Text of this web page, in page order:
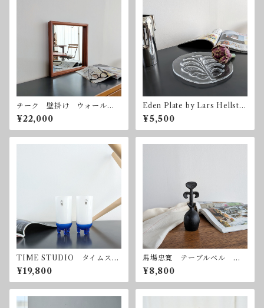
チーク 壁掛け ウォールミ
ラー Vintage Teak Wall Mir
ror 440x440mm
¥22,000
Eden Plate by Lars Hellste
n for Orrefors 直径23.5c
m オレフォス スウェーデ
ン
¥5,500
TIME STUDIO タイムスタ
ジオ グラス2客セット ポス
トモダンデザイン
¥19,800
馬場忠寛 テーブルベル 南
部鉄器 ジャパニーズモダン
クラフト
¥8,800